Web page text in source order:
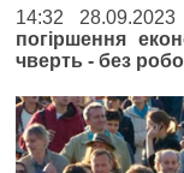
14:32
погіршення
чверть - без